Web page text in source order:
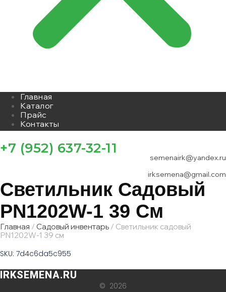
Главная
Каталог
Прайс
Контакты
+7 (952) 637-32-11
semenairk@yandex.ru
irksemena@gmail.com
Светильник Садовый
РN1202W-1 39 См
Главная / Садовый инвентарь / Светильник садовый
РN1202W-1 39 см
SKU: 7d4c6da5c955
IRKSEMENA.RU
© 2026